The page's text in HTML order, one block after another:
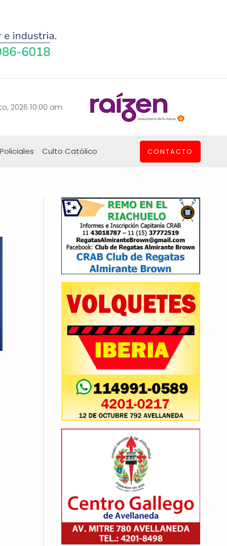
2026 10:00 am
Policiales Culto Católico CONTACTO